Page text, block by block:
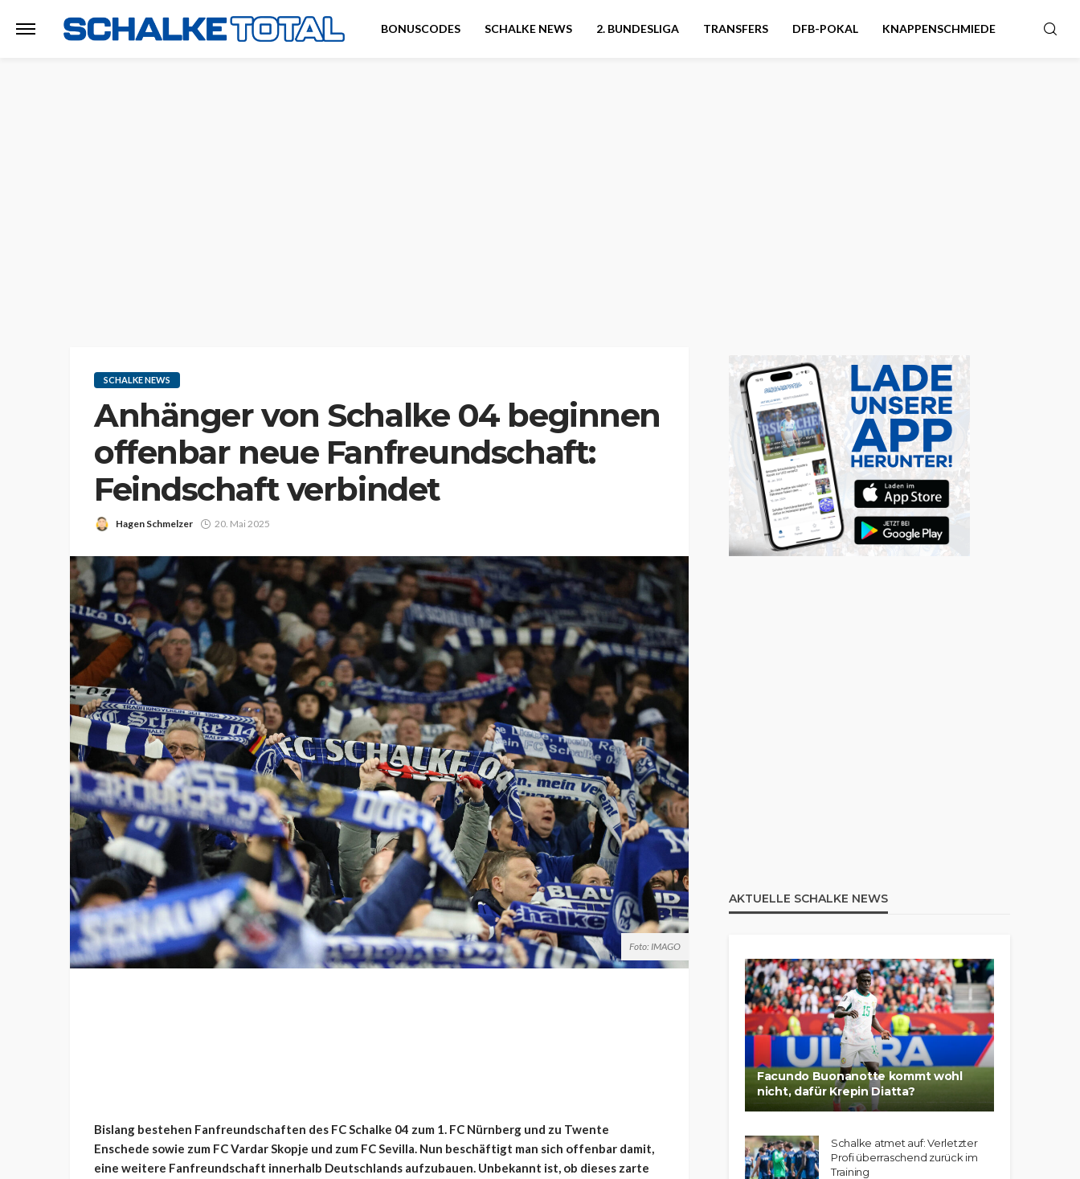
BONUSCODES SCHALKE NEWS 2. BUNDESLIGA TRANSFERS DFB-POKAL KNAPPENSCHMIEDE
SCHALKE NEWS
Anhänger von Schalke 04 beginnen
offenbar neue Fanfreundschaft:
Feindschaft verbindet
Hagen Schmelzer 20. Mai 2025
Foto: IMAGO
Bislang bestehen Fanfreundschaften des FC Schalke 04 zum 1. FC Nürnberg und zu Twente
Enschede sowie zum FC Vardar Skopje und zum FC Sevilla. Nun beschäftigt man sich offenbar damit,
eine weitere Fanfreundschaft innerhalb Deutschlands aufzubauen. Unbekannt ist, ob dieses zarte
AKTUELLE SCHALKE NEWS
Facundo Buonanotte kommt wohl
nicht, dafür Krepin Diatta?
Schalke atmet auf: Verletzter
Profi überraschend zurück im
Training